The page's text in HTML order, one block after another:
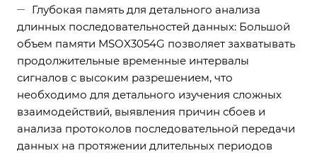
Глубокая память для детального анализа
длинных последовательностей данных: Большой
объем памяти MSOX3054G позволяет захватывать
продолжительные временные интервалы
сигналов с высоким разрешением, что
необходимо для детального изучения сложных
взаимодействий, выявления причин сбоев и
анализа протоколов последовательной передачи
данных на протяжении длительных периодов